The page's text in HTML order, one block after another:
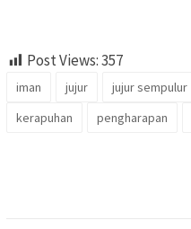
Post Views:357
iman jujur jujur sempulur
kerapuhan
pengharapan